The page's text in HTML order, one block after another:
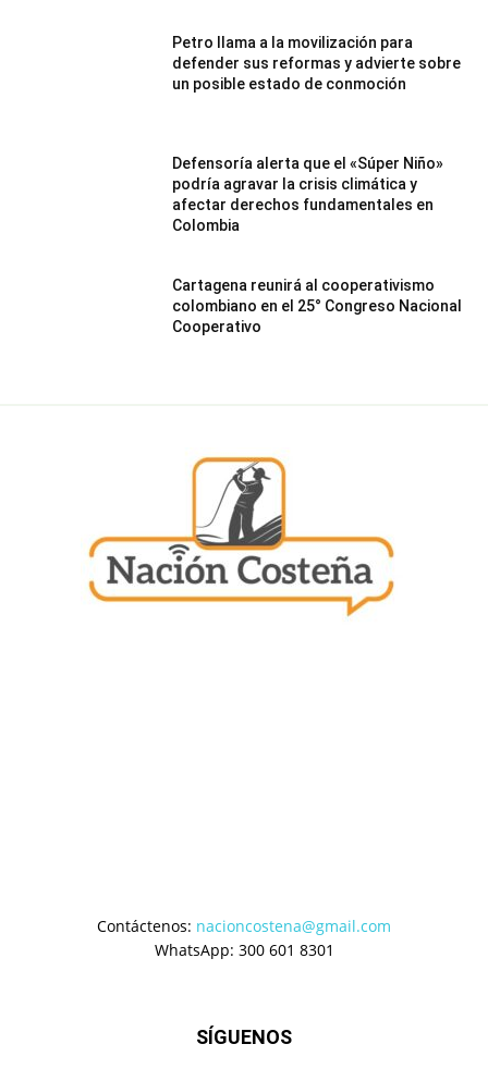
Petro llama a la movilización para
defender sus reformas y advierte sobre
un posible estado de conmoción
Defensoría alerta que el «Súper Niño»
podría agravar la crisis climática y
afectar derechos fundamentales en
Colombia
Cartagena reunirá al cooperativismo
colombiano en el 25° Congreso Nacional
Cooperativo
Contáctenos: nacioncostena@gmail.com
WhatsApp: 300 601 8301
SÍGUENOS